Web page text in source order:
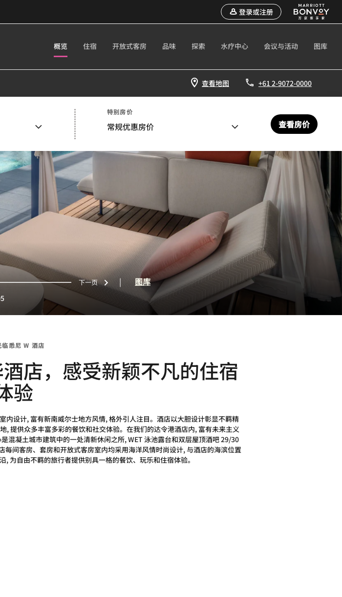
登录或注册
概览 住宿 开放式客房 品味 探索 水疗中心 会议与活动 图库
查看地图 +61 2-9072-0000
特别房价
常规优惠房价 查看房价
3 4 下一页
| 图库
临悉尼 W 酒店
店，感受新颖不凡的住宿
验
设计, 富有新南威尔士地方风情, 格外引人注目。酒店以大胆设计彰显不羁精
提供众多丰富多彩的餐饮和社交体验。在我们的达令港酒店内, 富有未来主义
混凝土城市建筑中的一处清新休闲之所, WET 泳池露台和双层屋顶酒吧 29/30
间客房、套房和开放式客房室内均采用海洋风情时尚设计, 与酒店的海滨位置
为自由不羁的旅行者提供别具一格的餐饮、玩乐和住宿体验。